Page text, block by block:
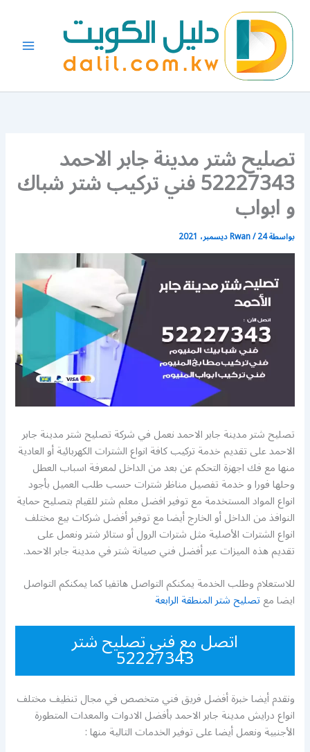
المحتوى
تصليح شتر مدينة جابر الاحمد
52227343 فني تركيب شتر شباك
و ابواب
بواسطة Rwan/24 ديسمبر، 2021
تصليح شتر مدينة جابر الاحمد نعمل في شركة تصليح شتر مدينة جابر
الاحمد على تقديم خدمة تركيب كافة انواع الشترات الكهربائية أو العادية
منها مع فك اجهزة التحكم عن بعد من الداخل لمعرفة اسباب العطل
وحلها فورا و خدمة تفصيل مناظر شترات حسب طلب العميل بأجود
انواع المواد المستخدمة مع توفير افضل معلم شتر للقيام بتصليح حماية
النوافذ من الداخل أو الخارج أيضا مع توفير أفضل شركات بيع مختلف
انواع الشترات الأصلية مثل شترات الرول أو ستائر شتر ونعمل على
تقديم هذه الميزات عبر أفضل فني صيانة شتر في مدينة جابر الاحمد.
للاستعلام وطلب الخدمة يمكنكم التواصل هاتفيا كما يمكنكم التواصل
ايضا معتصليح شتر المنطقة الرابعة
اتصل مع فني تصليح شتر
52227343
ونقدم أيضا خبرة أفضل فريق فني متخصص في مجال تنظيف مختلف
انواع درايش مدينة جابر الاحمد بأفضل الادوات والمعدات المتطورة
الأجنبية ونعمل أيضا على توفير الخدمات التالية منها :